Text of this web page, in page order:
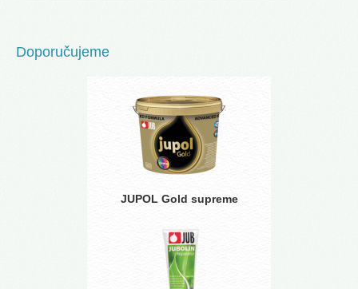
Doporučujeme
JUPOL Gold supreme